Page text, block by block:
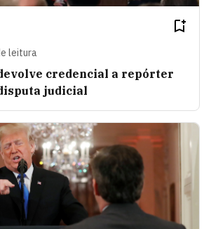
leitura
credencial a repórter
judicial